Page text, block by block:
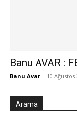
Banu AVAR :
Banu Avar - 10 Ağustos
Arama